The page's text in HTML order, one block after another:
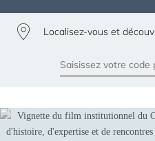
Localisez-vous et